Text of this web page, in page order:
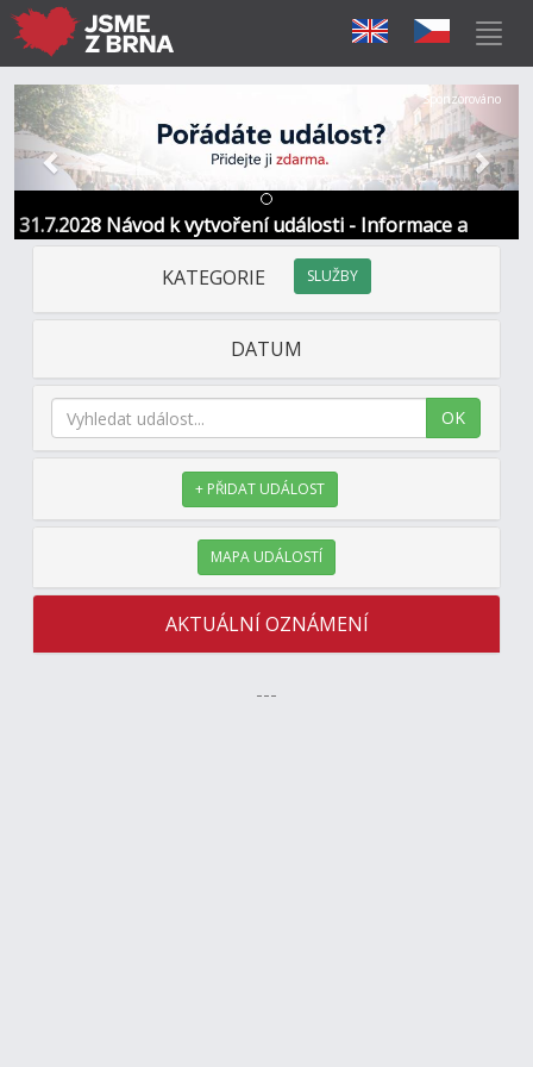
31.7.2028 Návod k vytvoření události - Informace a
kontakt
Předchozí Další
Sponzorováno
KATEGORIE SLUŽBY
DATUM
OK
+ PŘIDAT UDÁLOST
MAPA UDÁLOSTÍ
AKTUÁLNÍ OZNÁMENÍ
---